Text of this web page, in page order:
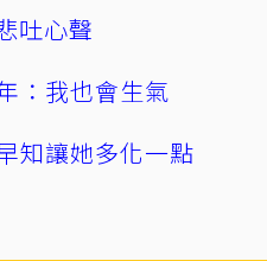
吐心聲
：我也會生氣
知讓她多化一點